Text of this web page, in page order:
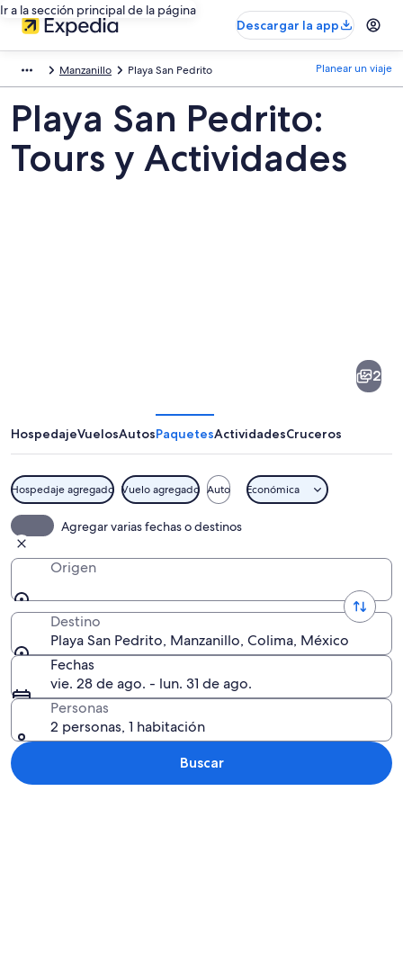
Ir a la sección principal de la página
Descargar la app
Manzanillo Playa San Pedrito Planear un viaje
Playa San Pedrito:
Tours y Actividades
2
HospedajeVuelosAutosPaquetesActividadesCruceros
Hospedaje agregado Vuelo agregado Auto Económica
Agregar varias fechas o destinos
Origen
Destino
Playa San Pedrito, Manzanillo, Colima, México
Fechas
vie. 28 de ago. - lun. 31 de ago.
Personas
2 personas, 1 habitación
Buscar